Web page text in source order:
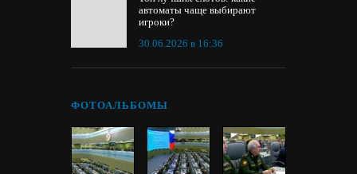
автоматы чаще выбирают
игроки?
30.06.2026 в 16:36
ФОТОАЛЬБОМЫ